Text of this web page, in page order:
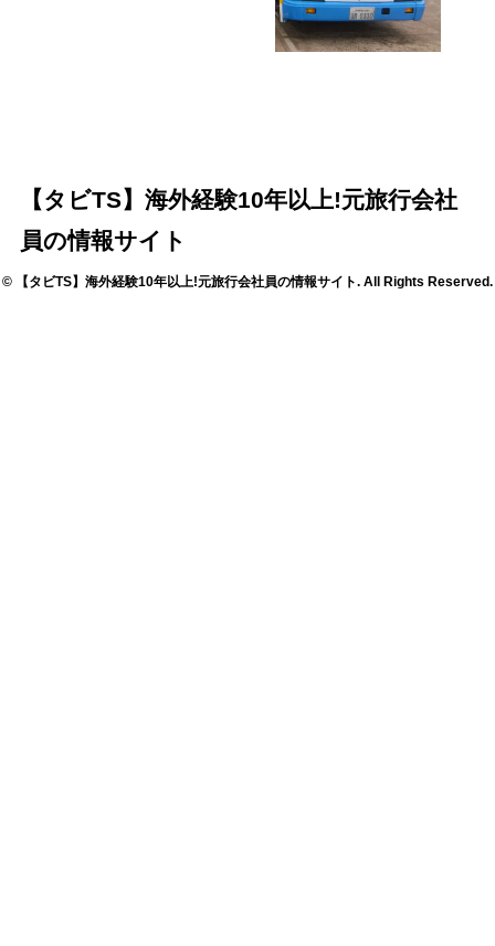
【タビTS】海外経験10年以上!元旅行会社
員の情報サイト
© 【タビTS】海外経験10年以上!元旅行会社員の情報サイト. All Rights Reserved.